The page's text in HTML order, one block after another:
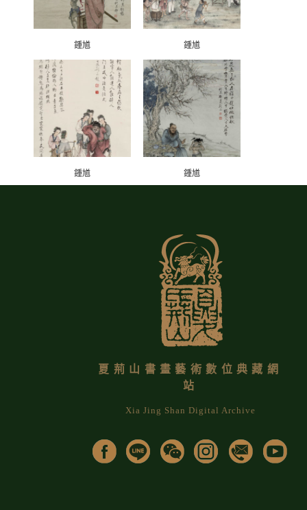
鍾馗 鍾馗
鍾馗 鍾馗
夏荊山書畫藝術數位典藏網
站
Xia Jing Shan Digital Archive